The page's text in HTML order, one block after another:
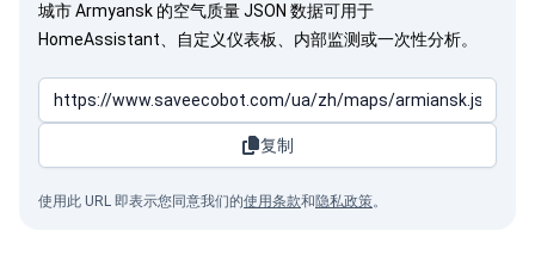
城市 Armyansk 的空气质量 JSON 数据可用于
HomeAssistant、自定义仪表板、内部监测或一次性分析。
复制
使用此 URL 即表示您同意我们的使用条款和隐私政策。